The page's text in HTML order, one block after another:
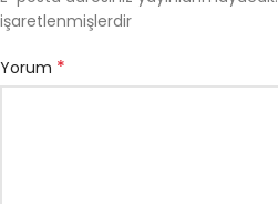
işaretlenmişlerdir
Yorum *